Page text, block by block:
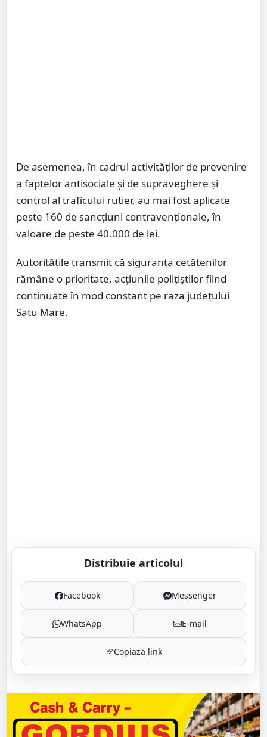
De asemenea, în cadrul activităților de prevenire
a faptelor antisociale și de supraveghere și
control al traficului rutier, au mai fost aplicate
peste 160 de sancțiuni contravenționale, în
valoare de peste 40.000 de lei.
Autoritățile transmit că siguranța cetățenilor
rămâne o prioritate, acțiunile polițiștilor fiind
continuate în mod constant pe raza județului
Satu Mare.
Distribuie articolul
Facebook Messenger
WhatsApp E-mail
Copiază link